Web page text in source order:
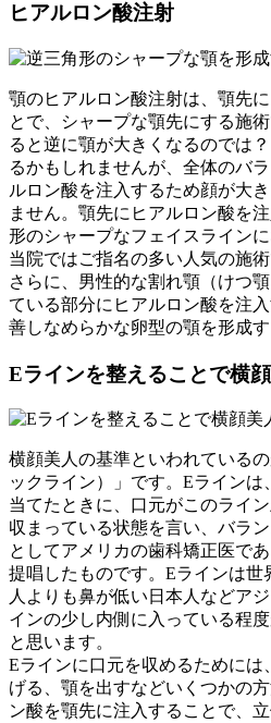
ヒアルロン酸注射
顎のヒアルロン酸注射は、顎先
とで、シャープな顎先にする施
ると逆に顎が大きくなるのでは
るかもしれませんが、全体のバ
ルロン酸を注入するため顔が大
ません。顎先にヒアルロン酸を
形のシャープなフェイスライン
当院ではご指名の多い人気の施術
さらに、男性的な割れ顎（けつ
ている部分にヒアルロン酸を注
善しなめらかな卵型の顎を形成す
Eラインを整えることで横
横顔美人の基準といわれている
ックライン）」です。Eライン
当てたときに、口元がこのライ
収まっている状態を言い、バラ
としてアメリカの歯科矯正医で
提唱したものです。Eラインは
人よりも鼻が低い日本人などア
インの少し内側に入っている程
と思います。
Eラインに口元を収めるために
げる、顎を出すなどいくつかの
ン酸を顎先に注入することで、